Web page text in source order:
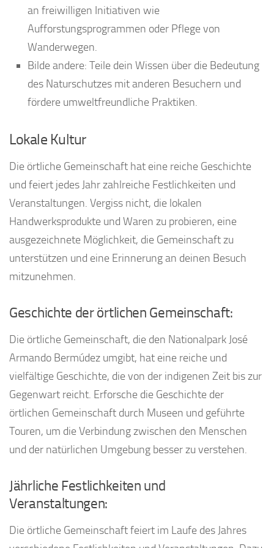
an freiwilligen Initiativen wie
Aufforstungsprogrammen oder Pflege von
Wanderwegen.
Bilde andere: Teile dein Wissen über die Bedeutung
des Naturschutzes mit anderen Besuchern und
fördere umweltfreundliche Praktiken.
Lokale Kultur
Die örtliche Gemeinschaft hat eine reiche Geschichte
und feiert jedes Jahr zahlreiche Festlichkeiten und
Veranstaltungen. Vergiss nicht, die lokalen
Handwerksprodukte und Waren zu probieren, eine
ausgezeichnete Möglichkeit, die Gemeinschaft zu
unterstützen und eine Erinnerung an deinen Besuch
mitzunehmen.
Geschichte der örtlichen Gemeinschaft:
Die örtliche Gemeinschaft, die den Nationalpark José
Armando Bermúdez umgibt, hat eine reiche und
vielfältige Geschichte, die von der indigenen Zeit bis zur
Gegenwart reicht. Erforsche die Geschichte der
örtlichen Gemeinschaft durch Museen und geführte
Touren, um die Verbindung zwischen den Menschen
und der natürlichen Umgebung besser zu verstehen.
Jährliche Festlichkeiten und
Veranstaltungen:
Die örtliche Gemeinschaft feiert im Laufe des Jahres